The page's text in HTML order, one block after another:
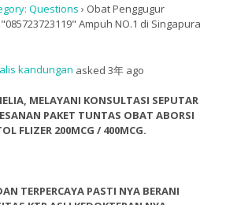
Questions › Obat Penggugur
Ampuh NO.1 di Singapura
kandungan asked 3年 ago
MELAYANI KONSULTASI SEPUTAR
PAKET TUNTAS OBAT ABORSI
FLIZER 200MCG / 400MCG.
TERPERCAYA PASTI NYA BERANI